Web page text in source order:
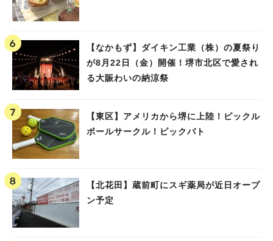
【なかもず】ダイキン工業（株）の夏祭り
が8月22日（金）開催！堺市北区で愛され
る大賑わいの納涼祭
【東区】アメリカから堺に上陸！ピックル
ボールサークル！ピックバト
【北花田】蔵前町にスギ薬局が近日オープ
ン予定